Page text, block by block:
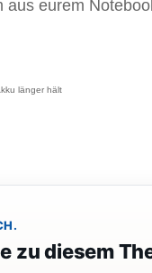
eurem
länger hält
zu diesem